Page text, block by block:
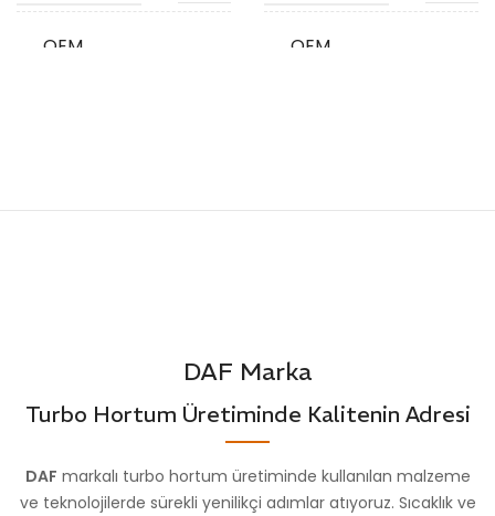
OEM
OEM
DAF Marka
Turbo Hortum Üretiminde Kalitenin Adresi
DAF markalı turbo hortum üretiminde kullanılan malzeme
ve teknolojilerde sürekli yenilikçi adımlar atıyoruz. Sıcaklık ve